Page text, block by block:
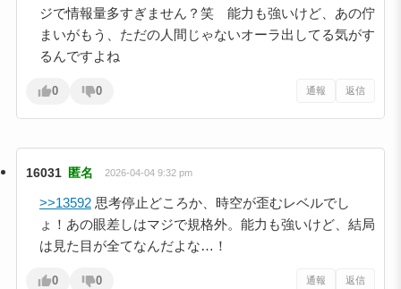
ジで情報量多すぎません？笑 能力も強いけど、あの佇
まいがもう、ただの人間じゃないオーラ出してる気がす
るんですよね
0 0 通報 返信
16031 匿名 2026-04-04 9:32 pm
>>13592思考停止どころか、時空が歪むレベルでし
ょ！あの眼差しはマジで規格外。能力も強いけど、結局
は見た目が全てなんだよな…！
0 0 通報 返信